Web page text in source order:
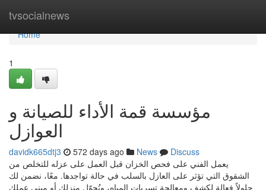
tvsocialnews
Home
Home
1
مؤسسة قمة الأداء للصيانة و
العوازل
davidk665dtj3 572 days ago News
Discuss
يعمل الفني على فحص الخزان قبل العمل على عزله للتخلص من
الشقوق التي تؤثر على العازل بالسلب في حالة تواجدها. معًا، نضمن لك
حلولاً فعالة لكشف ومعالجة تسربات المياه، ونُحوّل منزلك أو مبنى عملك